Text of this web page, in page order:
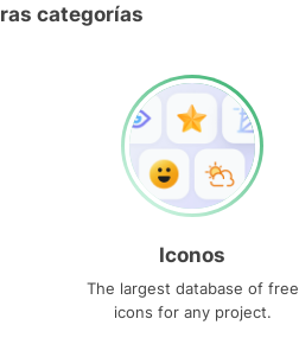
categorías
Iconos
The largest database of free
icons for any project.